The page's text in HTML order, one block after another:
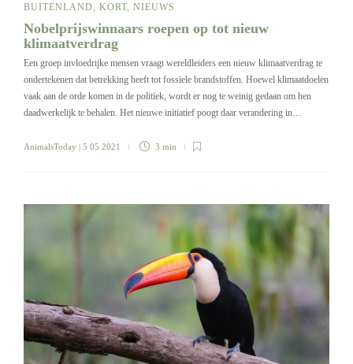
BUITENLAND, KORT, NIEUWS
Nobelprijswinnaars roepen op tot nieuw
klimaatverdrag
Een groep invloedrijke mensen vraagt wereldleiders een nieuw klimaatverdrag te
ondertekenen dat betrekking heeft tot fossiele brandstoffen. Hoewel klimaatdoelen
vaak aan de orde komen in de politiek, wordt er nog te weinig gedaan om hen
daadwerkelijk te behalen. Het nieuwe initiatief poogt daar verandering in…
AnimalsToday | 5 05 2021 3 min